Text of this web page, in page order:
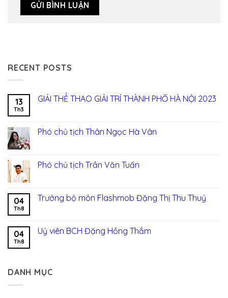
RECENT POSTS
13
Th3
GIẢI THỂ THAO GIẢI TRÍ THÀNH PHỐ HÀ NỘI 2023
Phó chủ tịch Thân Ngọc Hà Vân
Phó chủ tịch Trần Văn Tuấn
04
Th8
Trưởng bộ môn Flashmob Đặng Thị Thu Thuỷ
04
Th8
Uỷ viên BCH Đặng Hồng Thắm
DANH MỤC